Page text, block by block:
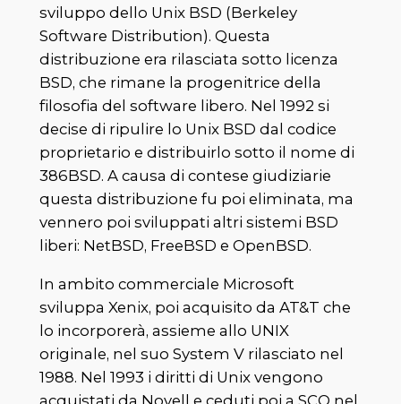
sviluppo dello Unix BSD (Berkeley
Software Distribution). Questa
distribuzione era rilasciata sotto licenza
BSD, che rimane la progenitrice della
filosofia del software libero. Nel 1992 si
decise di ripulire lo Unix BSD dal codice
proprietario e distribuirlo sotto il nome di
386BSD. A causa di contese giudiziarie
questa distribuzione fu poi eliminata, ma
vennero poi sviluppati altri sistemi BSD
liberi: NetBSD, FreeBSD e OpenBSD.
In ambito commerciale Microsoft
sviluppa Xenix, poi acquisito da AT&T che
lo incorporerà, assieme allo UNIX
originale, nel suo System V rilasciato nel
1988. Nel 1993 i diritti di Unix vengono